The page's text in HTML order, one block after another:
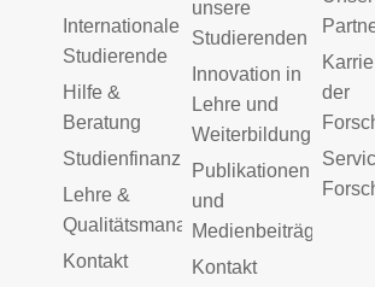
Internationale
Studierende
Hilfe &
Beratung
Studienfinanzierung
Lehre &
Qualitätsmanagement
Kontakt
unsere
Studierenden
Innovation in
Lehre und
Weiterbildung
Publikationen
und
Medienbeiträge
Kontakt
der